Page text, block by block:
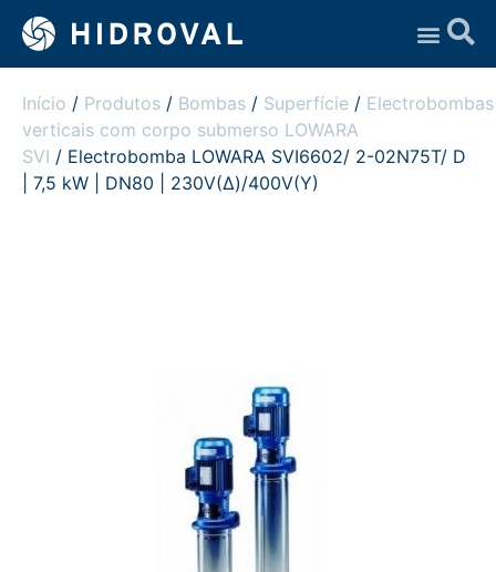
Início / Produtos / Bombas / Superfície / Electrobombas
verticais com corpo submerso LOWARA
SVI / Electrobomba LOWARA SVI6602/ 2-02N75T/ D
| 7,5 kW | DN80 | 230V(Δ)/400V(Y)